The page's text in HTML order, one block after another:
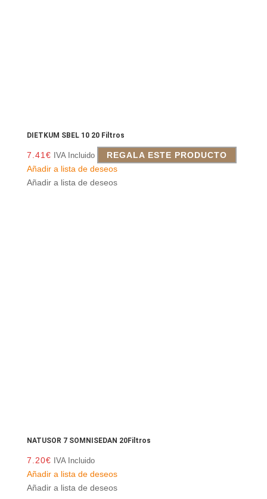
DIETKUM SBEL 10 20 Filtros
7.41 € IVA Incluido
REGALA ESTE PRODUCTO
Añadir a lista de deseos
Añadir a lista de deseos
NATUSOR 7 SOMNISEDAN 20Filtros
7.20€ IVA Incluido
Añadir a lista de deseos
Añadir a lista de deseos